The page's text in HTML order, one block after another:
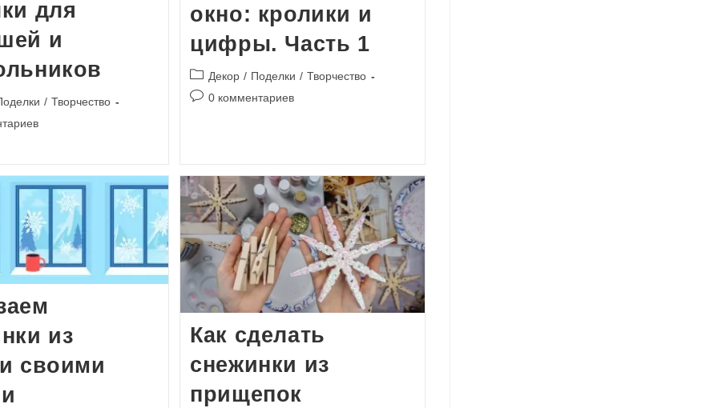
для
и
/ Творчество
окно: кролики и
цифры. Часть 1
Рубрика
записи:
Декор / Поделки / Творчество
Комментарии
0 комментариев
из
своими
Как сделать
снежинки из
прищепок